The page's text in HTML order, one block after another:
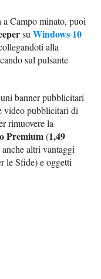
a Campo minato, puoi
suWindows 10
alla
sul pulsante
banner pubblicitari
video pubblicitari di
rimuovere la
Premium(1,49
altri vantaggi
le Sfide) e oggetti